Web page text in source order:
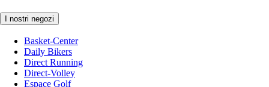
I nostri negozi
Basket-Center
Daily Bikers
Direct Running
Direct-Volley
Espace Golf